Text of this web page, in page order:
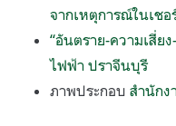
จากเหตุการณ์ในเช
“อันตราย-ความเสี่ย
ไฟฟ้า ปราจีนบุรี
ภาพประกอบ สำนัก